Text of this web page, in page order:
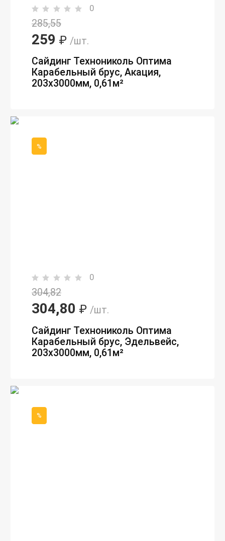
0
285,55
259 ₽ /шт.
Сайдинг Технониколь Оптима
Карабельный брус, Акация,
203х3000мм, 0,61м²
%
0
304,82
304,80 ₽ /шт.
Сайдинг Технониколь Оптима
Карабельный брус, Эдельвейс,
203х3000мм, 0,61м²
%